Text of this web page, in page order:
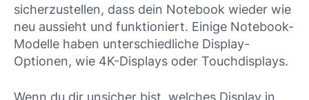
sicherzustellen, dass dein Notebook wieder wie
neu aussieht und funktioniert. Einige Notebook-
Modelle haben unterschiedliche Display-
Optionen, wie 4K-Displays oder Touchdisplays.
Wenn du dir unsicher bist, welches Display in